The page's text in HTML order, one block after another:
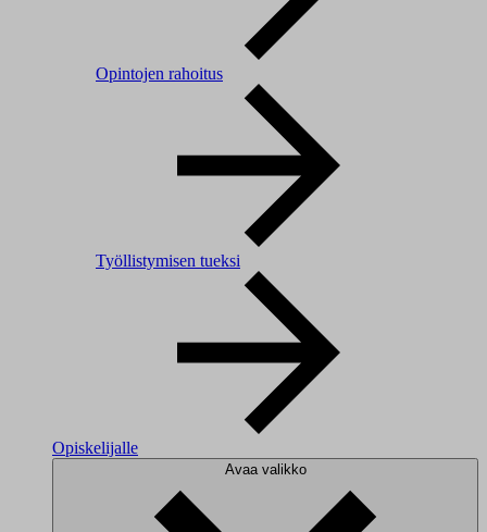
Opintojen rahoitus
Työllistymisen tueksi
Opiskelijalle
Avaa valikko